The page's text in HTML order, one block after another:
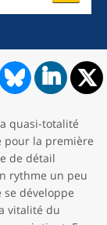
quasi-totalité
pour la première
de détail
rythme un peu
se développe
vitalité du